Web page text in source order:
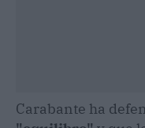
Carabante ha